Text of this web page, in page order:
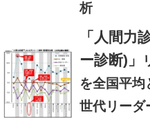
析
「人間
ー診断)」
を全国平均
世代リーダ